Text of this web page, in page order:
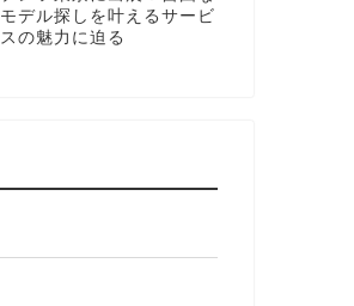
モデル探しを叶えるサービ
スの魅力に迫る